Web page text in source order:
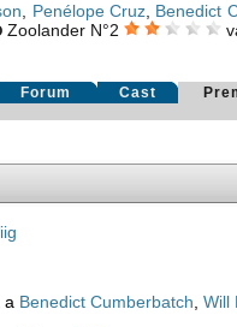
Penélope Cruz, Benedict
Zoolander N°2
Forum Cast
a Benedict Cumberbatch ,Will